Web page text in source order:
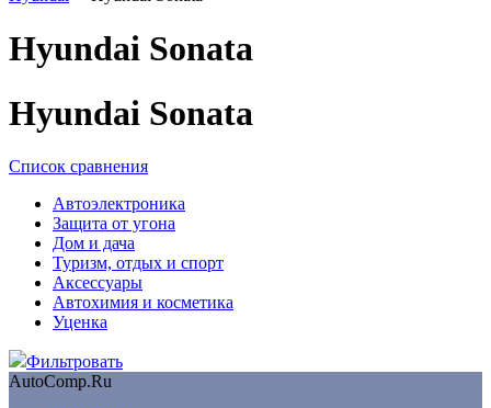
Hyundai Sonata
Hyundai Sonata
Список сравнения
Автоэлектроника
Защита от угона
Дом и дача
Туризм, отдых и спорт
Аксессуары
Автохимия и косметика
Уценка
Фильтровать
AutoComp.Ru